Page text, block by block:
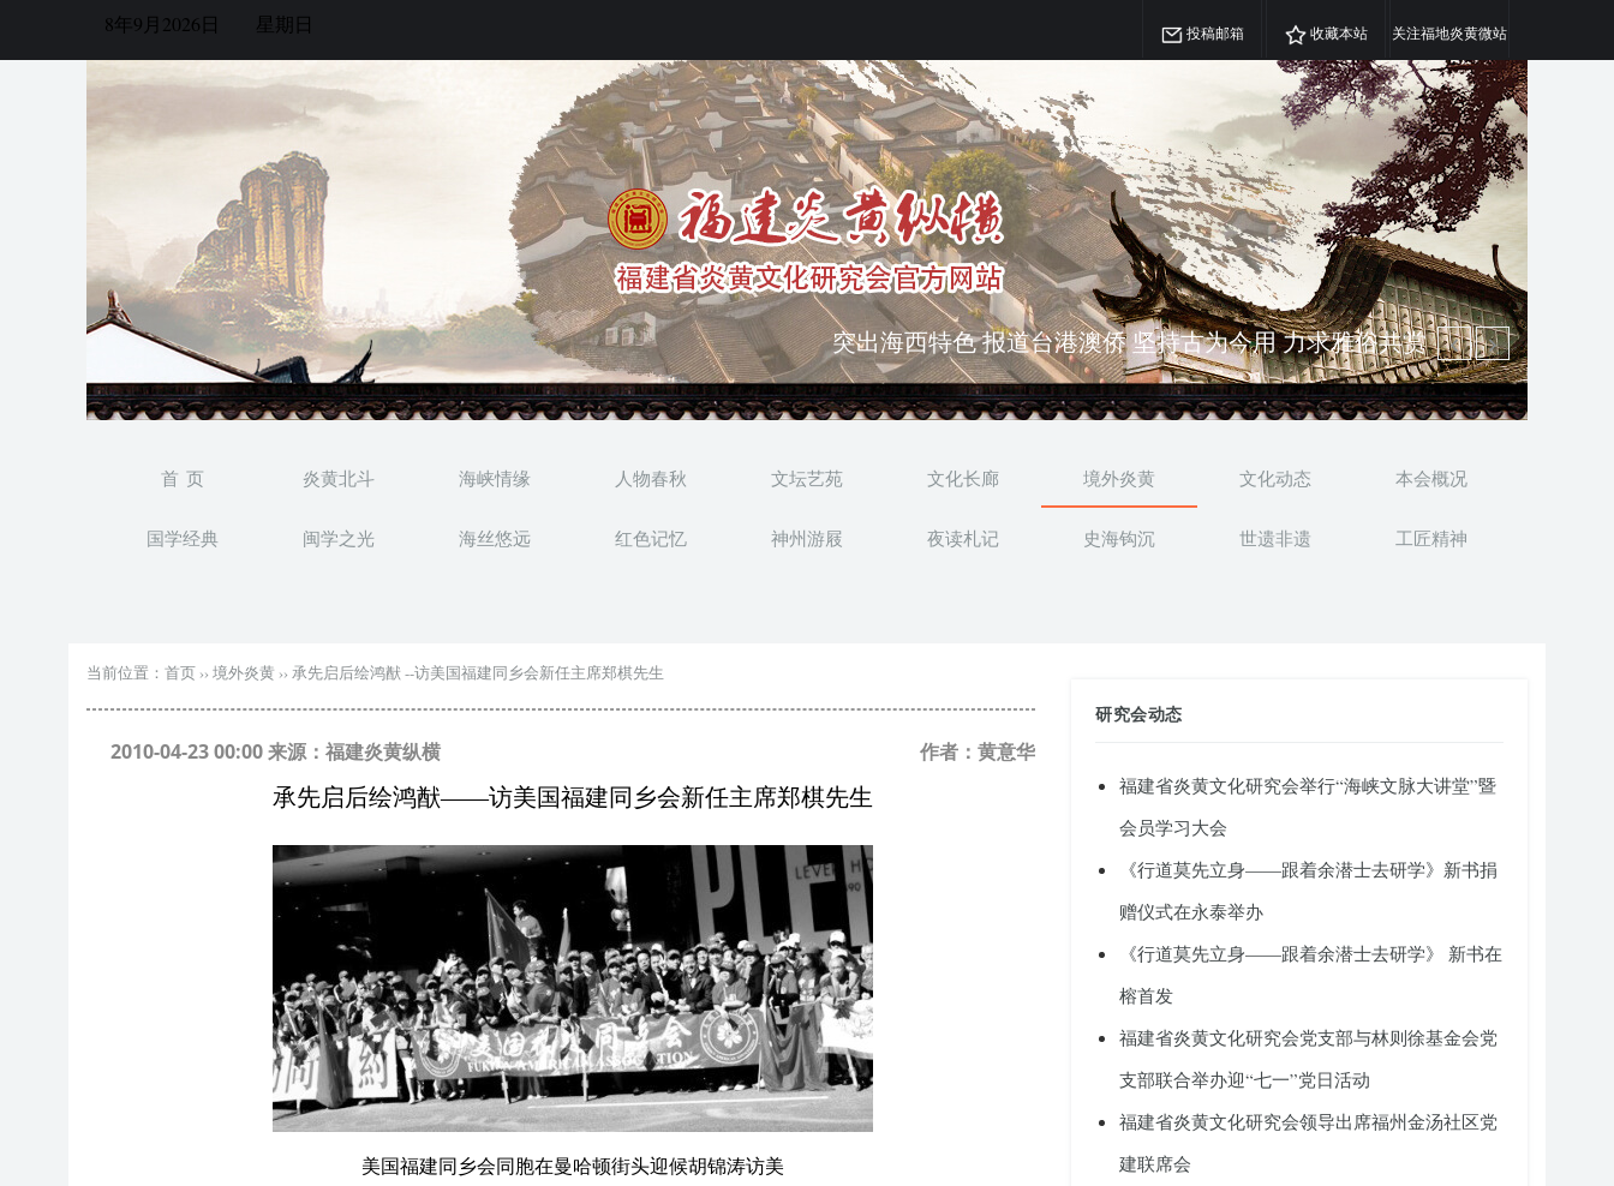
8年9月2026日 星期日 投稿邮箱 收藏本站 关注福地炎黄微站
突出海西特色 报道台港澳侨 坚持古为今用 力求雅俗共赏
弘扬优秀文化 振奋民族精神 介绍民族瑰宝 宣传中华精英
首 页 炎黄北斗 海峡情缘 人物春秋 文坛艺苑 文化长廊 境外炎黄 文化动态 本会概况
国学经典 闽学之光 海丝悠远 红色记忆 神州游屐 夜读札记 史海钩沉 世遗非遗 工匠精神
当前位置： 首页 ›› 境外炎黄 ›› 承先启后绘鸿猷 --访美国福建同乡会新任主席郑棋先生
2010-04-23 00:00 来源：福建炎黄纵横
作者：黄意华
承先启后绘鸿猷——访美国福建同乡会新任主席郑棋先生
美国福建同乡会同胞在曼哈顿街头迎候胡锦涛访美
研究会动态
福建省炎黄文化研究会举行“海峡文脉大讲堂”暨
会员学习大会
《行道莫先立身——跟着余潜士去研学》新书捐
赠仪式在永泰举办
《行道莫先立身——跟着余潜士去研学》 新书在
榕首发
福建省炎黄文化研究会党支部与林则徐基金会党
支部联合举办迎“七一”党日活动
福建省炎黄文化研究会领导出席福州金汤社区党
建联席会